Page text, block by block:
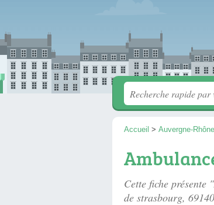
Accueil > Auvergne-
Cette fiche
de strasbourg,